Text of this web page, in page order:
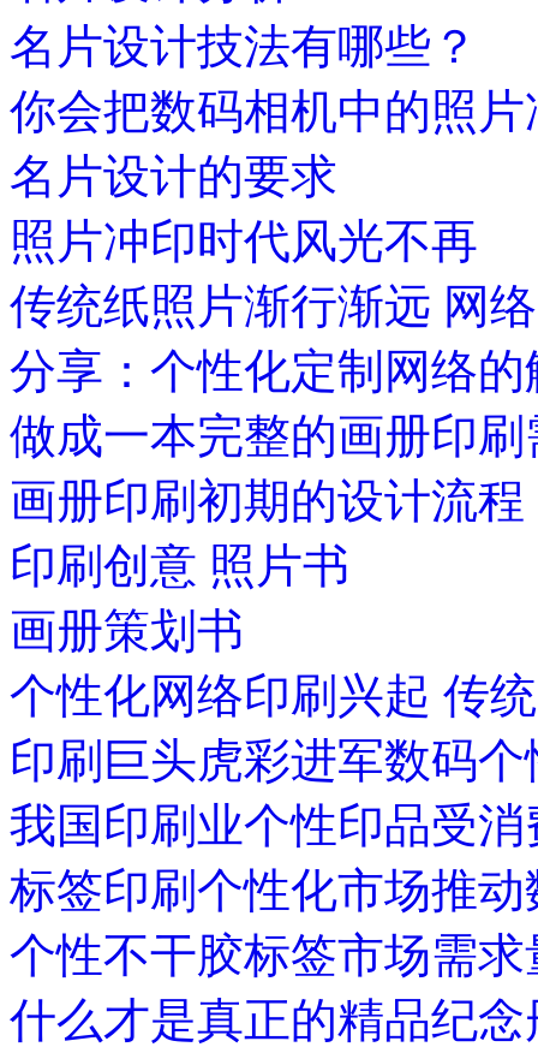
名片设计技法有哪些？
你会把数码相机中的照
名片设计的要求
照片冲印时代风光不再
传统纸照片渐行渐远 网
分享：个性化定制网络的
做成一本完整的画册印
画册印刷初期的设计流程
印刷创意 照片书
画册策划书
个性化网络印刷兴起 传
印刷巨头虎彩进军数码
我国印刷业个性印品受
标签印刷个性化市场推
个性不干胶标签市场需
什么才是真正的精品纪